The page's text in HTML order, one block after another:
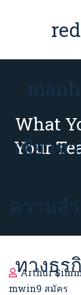
เชี่ยวช
ความส
ทางธุร
What
Your
Arthur
mwin9 สมัคร